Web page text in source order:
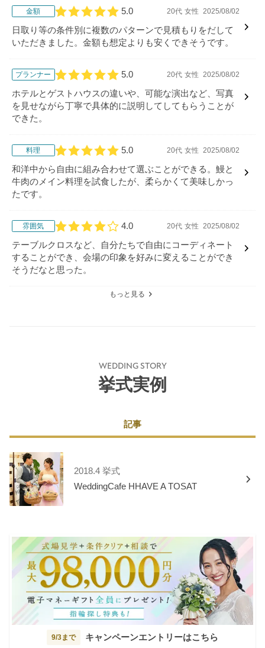
金額
口コミ評価
5.0 20代 女性 2025/08/02
日取り等の条件別に複数のパターンで見積もりをだして
いただきました。金額も想定よりも安くできそうです。
プランナー
口コミ評価
5.0 20代 女性 2025/08/02
ホテルとゲストハウスの違いや、可能な演出など、写真
を見せながら丁寧で具体的に説明してしてもらうことが
できた。
料理
口コミ評価
5.0 20代 女性 2025/08/02
和洋中から自由に組み合わせて選ぶことができる。鰻と
牛肉のメイン料理を試食したが、柔らかくて美味しかっ
たです。
雰囲気
口コミ評価
4.0 20代 女性 2025/08/02
テーブルクロスなど、自分たちで自由にコーディネート
することができ、会場の印象を好みに変えることができ
そうだなと思った。
もっと見る
WEDDING STORY
挙式実例
記事
2018.4 挙式
WeddingCafe HHAVE A TOSAT
9/3まで キャンペーンエントリーはこちら